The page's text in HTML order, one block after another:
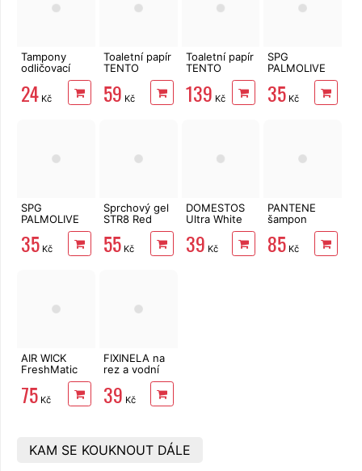
Tampony
odličovací
LINTEO 120
ks
24 Kč
Toaletní papír
TENTO
3vrstvý 8 rolí,
144 m
59 Kč
Toaletní papír
TENTO
Delicate
3vrstvý 24
139 Kč
SPG
PALMOLIVE
Sensitive 250
ml
35 Kč
SPG
PALMOLIVE
Coconut 250
ml
35 Kč
Sprchový gel
STR8 Red
Code 400 ml
55Kč
DOMESTOS
Ultra White
39 Kč
PANTENE
šampon
Repair 400 ml
85 Kč
AIR WICK
FreshMatic
Magnolie &
Cherry
75 Kč
FIXINELA na
rez a vodní
kámen 500
ml
39 Kč
KAM SE KOUKNOUT DÁLE